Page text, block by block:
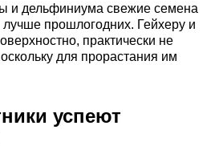
и дельфиниума свежие семена
лучше прошлогодних. Гейхеру и
практически не
для прорастания им
успеют